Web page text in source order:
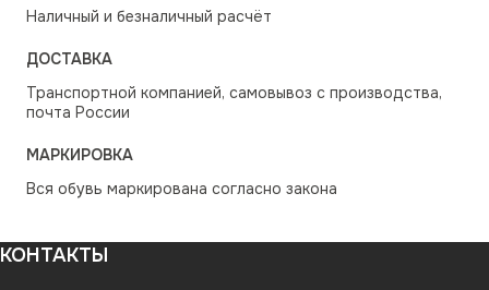
Наличный и безналичный расчёт
ДОСТАВКА
Транспортной компанией, самовывоз с производства,
почта России
МАРКИРОВКА
Вся обувь маркирована согласно закона
КОНТАКТЫ